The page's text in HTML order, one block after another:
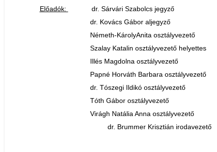
Előadók:
dr. Sárvári Szabolcs jegyző
dr. Kovács Gábor aljegyző
Németh-KárolyAnita osztályvezető
Szalay Katalin osztályvezető helyettes
Illés Magdolna osztályvezető
Papné Horváth Barbara osztályvezető
dr. Tószegi Ildikó osztályvezető
Tóth Gábor osztályvezető
Virágh Natália Anna osztályvezető
dr. Brummer Krisztián irodavezető